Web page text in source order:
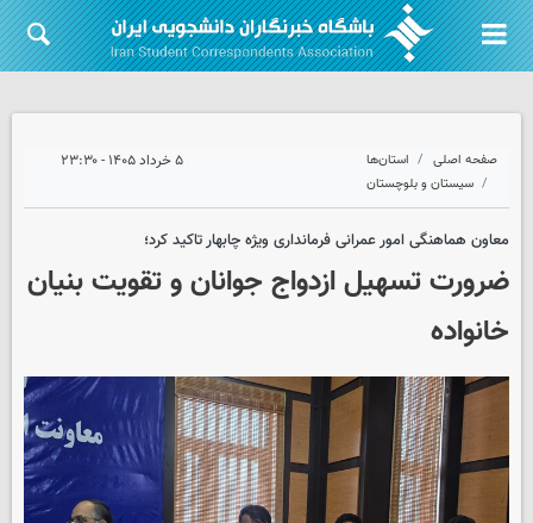
صفحه اصلی
استان‌ها
سیستان و بلوچستان
۵ خرداد ۱۴۰۵ - ۲۳:۳۰
معاون هماهنگی امور عمرانی فرمانداری ویژه چابهار تاکید کرد؛
ضرورت تسهیل ازدواج جوانان و تقویت بنیان
خانواده